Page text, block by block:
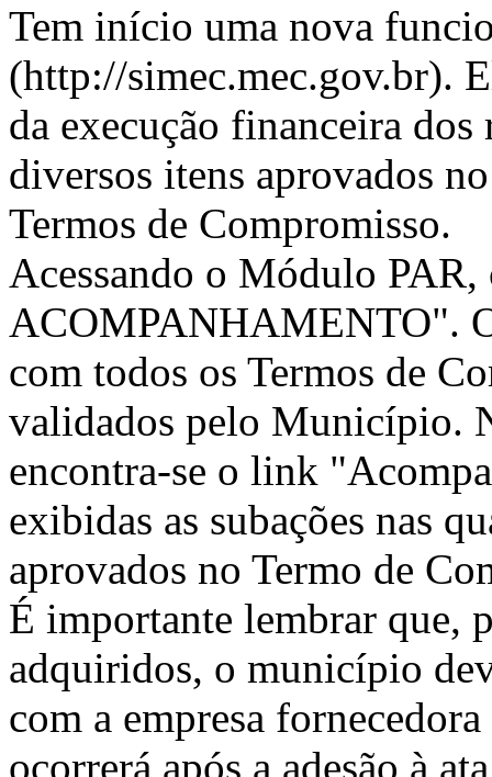
Tem início uma nova
(http://simec.mec.gov.br).
da execução financeira dos
diversos itens aprovados
Termos de Compromisso.
Acessando o Módulo
ACOMPANHAMENTO".
com todos os Termos de
validados pelo Município.
encontra-se o link
exibidas as subações nas
aprovados no Termo de
É importante lembrar que,
adquiridos, o município
com a empresa
ocorrerá após a adesão à